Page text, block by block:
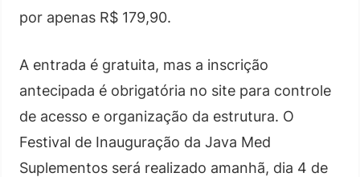
por apenas R$ 179,90.
A entrada é gratuita, mas a inscrição
antecipada é obrigatória no site para controle
de acesso e organização da estrutura. O
Festival de Inauguração da Java Med
Suplementos será realizado amanhã, dia 4 de